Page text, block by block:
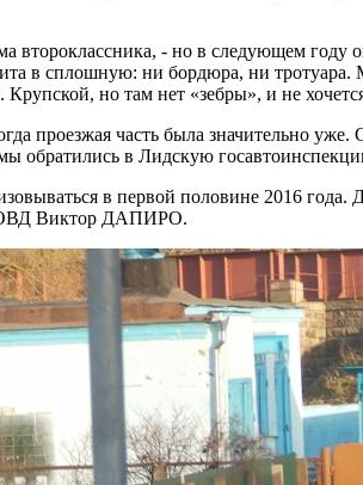
второклассника, - но в следующем году
в сплошную: ни бордюра, ни тротуара.
но там нет «зебры», и не
проезжая часть была значительно
обратились в Лидскую
в первой половине 2016
РОВД Виктор ДАПИРО.